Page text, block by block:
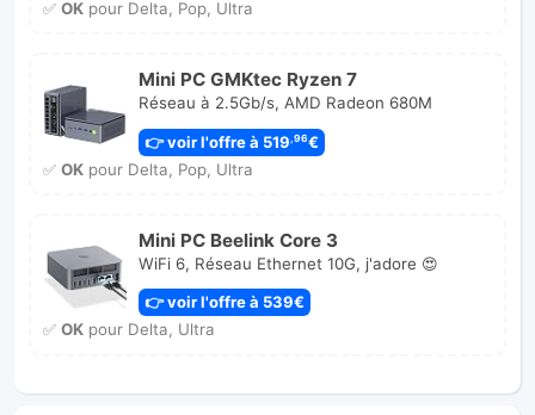
✅ OKpour Delta, Pop, Ultra
Mini PC GMKtec Ryzen 7
Réseau à 2.5Gb/s, AMD Radeon 680M
👉 voir l'offre à 519,96€
✅ OKpour Delta, Pop, Ultra
Mini PC Beelink Core 3
WiFi 6, Réseau Ethernet 10G, j'adore 😍
👉 voir l'offre à 539€
✅ OKpour Delta, Ultra